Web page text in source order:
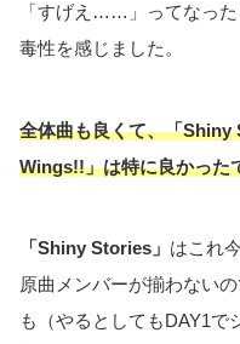
「すげえ……」ってなっ
毒性を感じました。
全体曲も良くて、「
Wings!!」は特に良かった
「Shiny Stories」 はこれ
原曲メンバーが揃わない
も（やるとしてもDAY1で